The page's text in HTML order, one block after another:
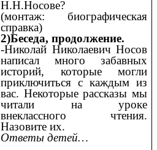
Н.Н.Носове?
(монтаж: биографическая
справка)
2)Беседа, продолжение.
-Николай Николаевич Носов
написал много забавных
историй, которые могли
приключиться с каждым из
вас. Некоторые рассказы мы
читали на уроке
внеклассного чтения.
Назовите их.
Ответы детей…